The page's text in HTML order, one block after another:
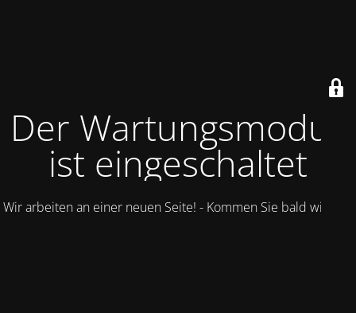
Der Wartungsmodus
ist eingeschaltet
Wir arbeiten an einer neuen Seite! - Kommen Sie bald wieder.